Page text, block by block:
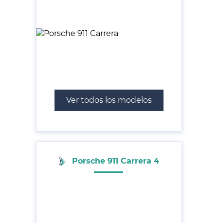
Ver todos los modelos
Porsche 911 Carrera 4